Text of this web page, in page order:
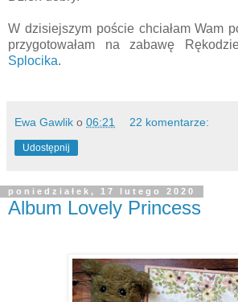
W dzisiejszym poście chciałam Wam
przygotowałam na zabawę
Splocika.
Ewa Gawlik o 06:21 22 komentarze:
Udostępnij
poniedziałek, 17 lutego 2020
Album Lovely Princess